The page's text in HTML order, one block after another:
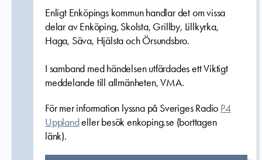
Enligt Enköpings kommun handlar det om vissa
delar av Enköping, Skolsta, Grillby, Lillkyrka,
Haga, Säva, Hjälsta och Örsundsbro.
I samband med händelsen utfärdades ett Viktigt
meddelande till allmänheten, VMA.
För mer information lyssna på Sveriges Radio P4
Upplandeller besök enkoping.se (borttagen
länk).